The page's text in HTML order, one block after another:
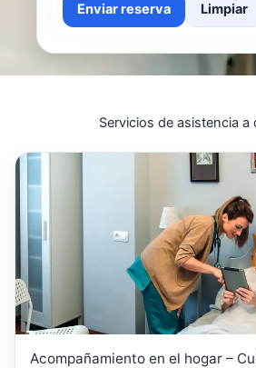
Enviar reserva Limpiar
Servicios de asistencia a
Acompañamiento en el hogar –